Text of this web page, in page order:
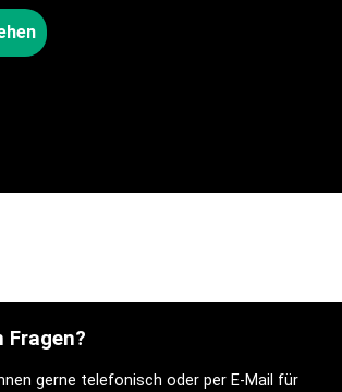
Fragen?
gerne telefonisch oder per E-Mail für